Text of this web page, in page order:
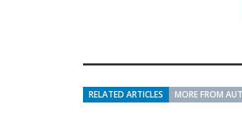
RELATED ARTICLES MORE FROM